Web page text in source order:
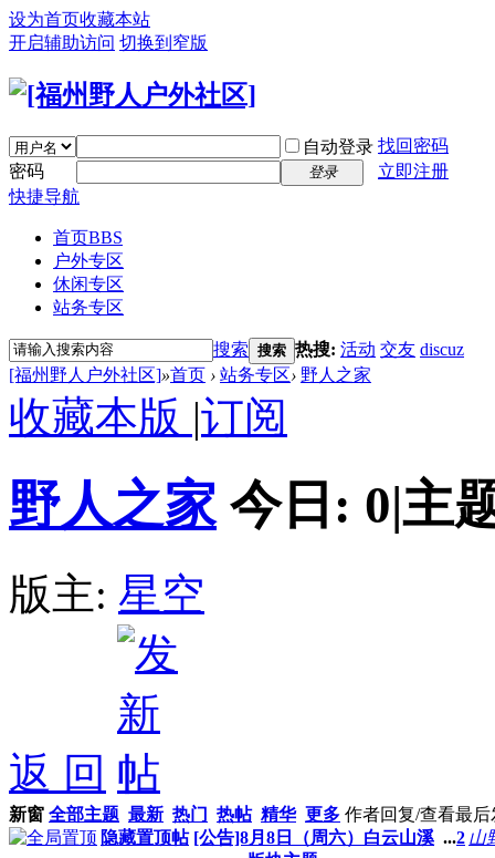
设为首页收藏本站
开启辅助访问 切换到窄版
自动登录 找回密码
密码
登录
立即注册
快捷导航
首页BBS
户外专区
休闲专区
站务专区
搜索 搜索 热搜: 活动 交友 discuz
[福州野人户外社区]»首页 › 站务专区› 野人之家
收藏本版 |订阅
野人之家 今日: 0|主
版主: 星空
返 回
新窗 全部主题 最新 热门 热帖 精华 更多 作者回复/查看最后
隐藏置顶帖 [公告]8月8日（周六）白云山溪 ...2 山